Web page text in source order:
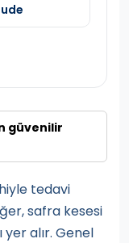
güvenilir
tedavi
safra kesesi
alır. Genel